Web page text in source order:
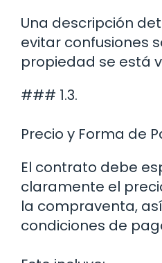
Una descripción
evitar confusiones
propiedad se está
### 1.3.
Precio y Forma de
El contrato debe
claramente el
la compraventa,
condiciones de